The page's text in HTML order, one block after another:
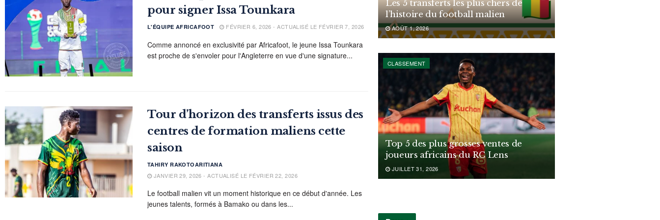
pour signer Issa Tounkara
L'ÉQUIPE AFRICAFOOT FÉVRIER 6, 2026 - ACTUALISÉ LE FÉVRIER 7, 2026
Comme annoncé en exclusivité par Africafoot, le jeune Issa Tounkara
est proche de s'envoler pour l'Angleterre en vue d'une signature...
Tour d’horizon des transferts issus des
centres de formation maliens cette
saison
TAHIRY RAKOTOARITIANA
JANVIER 29, 2026 - ACTUALISÉ LE FÉVRIER 22, 2026
Le football malien vit un moment historique en ce début d'année. Les
jeunes talents, formés à Bamako ou dans les...
Les 5 transferts les plus chers de
l’histoire du football malien
AOÛT 1, 2026
CLASSEMENT
Top 5 des plus grosses ventes de
joueurs africains du RC Lens
JUILLET 31, 2026